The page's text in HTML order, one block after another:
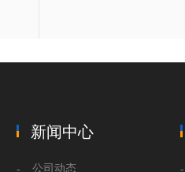
新闻中心
公司动态